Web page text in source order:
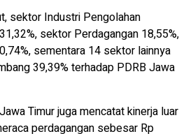
sektor Industri Pengolahan
sektor Perdagangan 18,55%,
sementara 14 sektor lainnya
39,39% terhadap PDRB Jawa
Timur juga mencatat kinerja luar
perdagangan sebesar Rp